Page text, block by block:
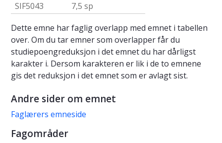
SIF5043
7,5 sp
Dette emne har faglig overlapp med emnet i tabellen
over. Om du tar emner som overlapper får du
studiepoengreduksjon i det emnet du har dårligst
karakter i. Dersom karakteren er lik i de to emnene
gis det reduksjon i det emnet som er avlagt sist.
Andre sider om emnet
Faglærers emneside
Fagområder